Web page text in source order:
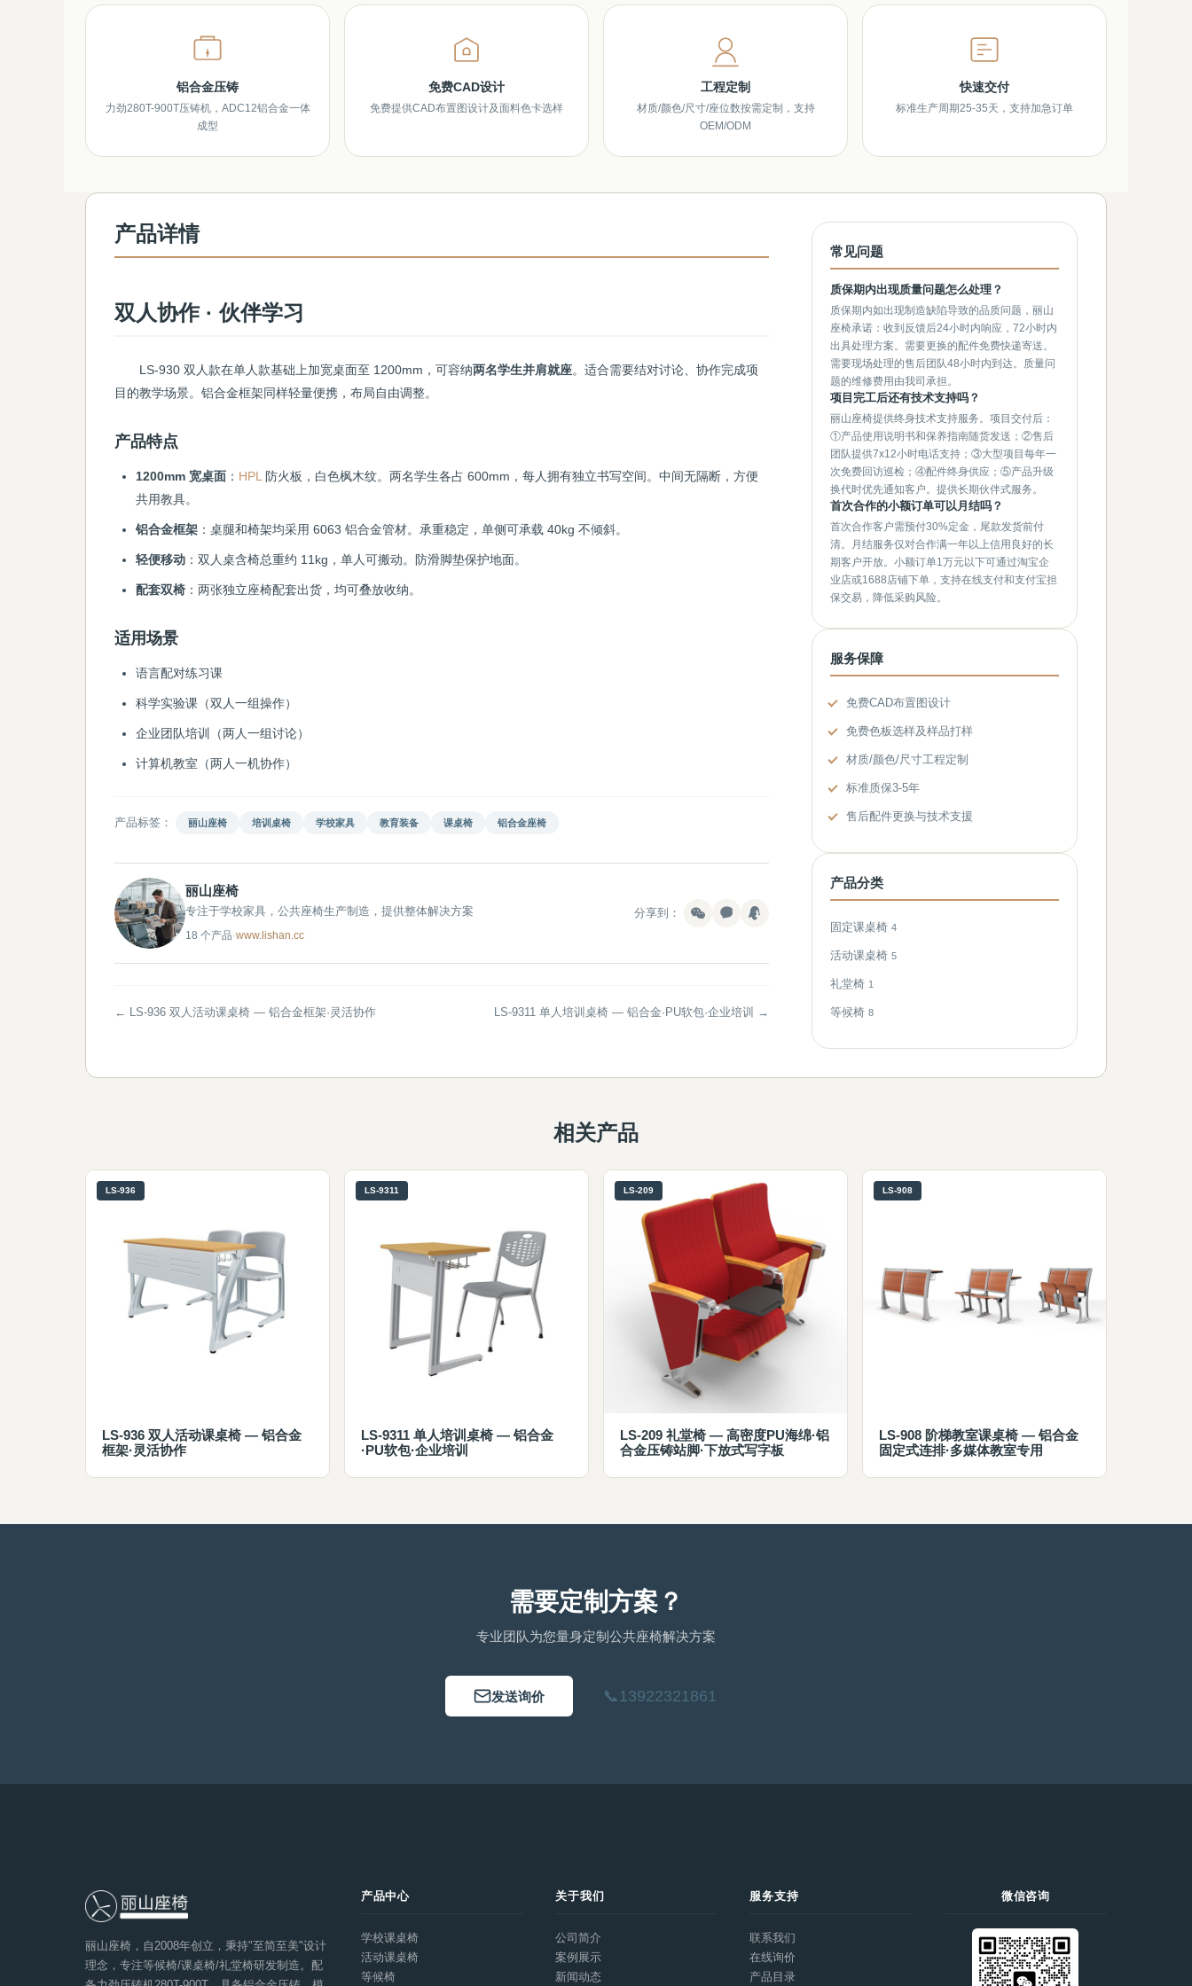
铝合金压铸
力劲280T-900T压铸机，ADC12铝合金一体
成型
免费CAD设计
免费提供CAD布置图设计及面料色卡选样
工程定制
材质/颜色/尺寸/座位数按需定制，支持
OEM/ODM
快速交付
标准生产周期25-35天，支持加急订单
产品详情
双人协作 · 伙伴学习
LS-930 双人款在单人款基础上加宽桌面至 1200mm，可容纳两名学生并肩就座。适合需要结对讨论、协作完成项
目的教学场景。铝合金框架同样轻量便携，布局自由调整。
产品特点
1200mm 宽桌面 ： HPL 防火板，白色枫木纹。两名学生各占 600mm，每人拥有独立书写空间。中间无隔断，方便
共用教具。
铝合金框架 ：桌腿和椅架均采用 6063 铝合金管材。承重稳定，单侧可承载 40kg 不倾斜。
轻便移动 ：双人桌含椅总重约 11kg，单人可搬动。防滑脚垫保护地面。
配套双椅 ：两张独立座椅配套出货，均可叠放收纳。
适用场景
语言配对练习课
科学实验课（双人一组操作）
企业团队培训（两人一组讨论）
计算机教室（两人一机协作）
产品标签： 丽山座椅 培训桌椅 学校家具 教育装备 课桌椅 铝合金座椅
丽山座椅
专注于学校家具，公共座椅生产制造，提供整体解决方案
18 个产品·www.lishan.cc
分享到：
← LS-936 双人活动课桌椅 — 铝合金框架·灵活协作 LS-9311 单人培训桌椅 — 铝合金·PU软包·企业培训 →
常见问题
质保期内出现质量问题怎么处理？
质保期内如出现制造缺陷导致的品质问题，丽山
座椅承诺：收到反馈后24小时内响应，72小时内
出具处理方案。需要更换的配件免费快递寄送。
需要现场处理的售后团队48小时内到达。质量问
题的维修费用由我司承担。
项目完工后还有技术支持吗？
丽山座椅提供终身技术支持服务。项目交付后：
①产品使用说明书和保养指南随货发送；②售后
团队提供7x12小时电话支持；③大型项目每年一
次免费回访巡检；④配件终身供应；⑤产品升级
换代时优先通知客户。提供长期伙伴式服务。
首次合作的小额订单可以月结吗？
首次合作客户需预付30%定金，尾款发货前付
清。月结服务仅对合作满一年以上信用良好的长
期客户开放。小额订单1万元以下可通过淘宝企
业店或1688店铺下单，支持在线支付和支付宝担
保交易，降低采购风险。
服务保障
免费CAD布置图设计
免费色板选样及样品打样
材质/颜色/尺寸工程定制
标准质保3-5年
售后配件更换与技术支援
产品分类
固定课桌椅 4
活动课桌椅 5
礼堂椅 1
等候椅 8
相关产品
LS-936
LS-936 双人活动课桌椅 — 铝合金
框架·灵活协作
LS-9311
LS-9311 单人培训桌椅 — 铝合金
·PU软包·企业培训
LS-209
LS-209 礼堂椅 — 高密度PU海绵·铝
合金压铸站脚·下放式写字板
LS-908
LS-908 阶梯教室课桌椅 — 铝合金
固定式连排·多媒体教室专用
需要定制方案？
专业团队为您量身定制公共座椅解决方案
发送询价 📞13922321861
丽山座椅，自2008年创立，秉持"至简至美"设计
理念，专注等候椅/课桌椅/礼堂椅研发制造。配
产品中心
学校课桌椅
活动课桌椅
等候椅
关于我们
公司简介
案例展示
新闻动态
服务支持
联系我们
在线询价
产品目录
微信咨询